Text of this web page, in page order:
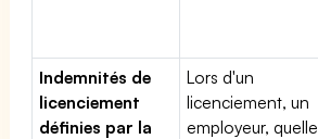
Indemnités de
licenciement
définies par la
Lors d'un
licenciement, un
employeur, quelle